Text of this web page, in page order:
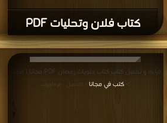
كتاب فلان وتحليات PDF
قراءة و تحميل كتاب كتاب حلويات رمضان PDF مجانا | مكتبة
> كتب في مجانا| التحميل : مرة/مرات